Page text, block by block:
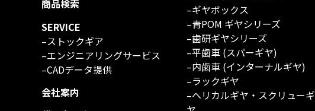
商品検索
SERVICE
–ストックギア
–エンジニアリングサービス
–CADデータ提供
会社案内
–ギヤボックス
–青POM ギヤシリーズ
–歯研ギヤシリーズ
–平歯車 (スパーギヤ)
–内歯車 (インターナルギヤ)
–ラックギヤ
–ヘリカルギヤ・スクリューギ